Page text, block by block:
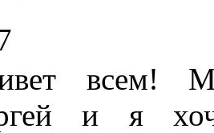
всем!
и я